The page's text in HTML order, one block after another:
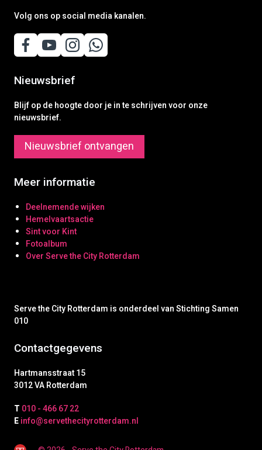
Volg ons op social media kanalen.
Nieuwsbrief
Blijf op de hoogte door je in te schrijven voor onze
nieuwsbrief.
Nieuwsbrief ontvangen
Meer informatie
Deelnemende wijken
Hemelvaartsactie
Sint voor Kint
Fotoalbum
Over Serve the City Rotterdam
Serve the City Rotterdam is onderdeel van Stichting Samen
010
Contactgegevens
Hartmansstraat 15
3012 VA Rotterdam
T 010 - 466 67 22
Einfo@servethecityrotterdam.nl